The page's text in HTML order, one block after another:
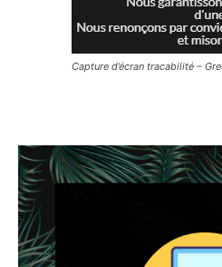
Capture d’écran tracabilité –